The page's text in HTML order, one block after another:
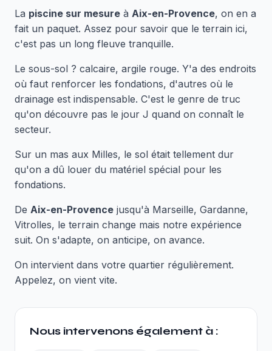
La piscine sur mesure à Aix-en-Provence, on en a
fait un paquet. Assez pour savoir que le terrain ici,
c'est pas un long fleuve tranquille.
Le sous-sol ? calcaire, argile rouge. Y'a des endroits
où faut renforcer les fondations, d'autres où le
drainage est indispensable. C'est le genre de truc
qu'on découvre pas le jour J quand on connaît le
secteur.
Sur un mas aux Milles, le sol était tellement dur
qu'on a dû louer du matériel spécial pour les
fondations.
De Aix-en-Provence jusqu'à Marseille, Gardanne,
Vitrolles, le terrain change mais notre expérience
suit. On s'adapte, on anticipe, on avance.
On intervient dans votre quartier régulièrement.
Appelez, on vient vite.
Nous intervenons également à :